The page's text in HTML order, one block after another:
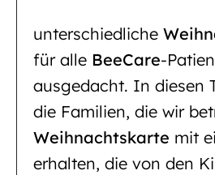
unterschiedliche
für alle BeeCare-
ausgedacht. In diesen
die Familien, die wir
Weihnachtskarte mit
erhalten, die von den